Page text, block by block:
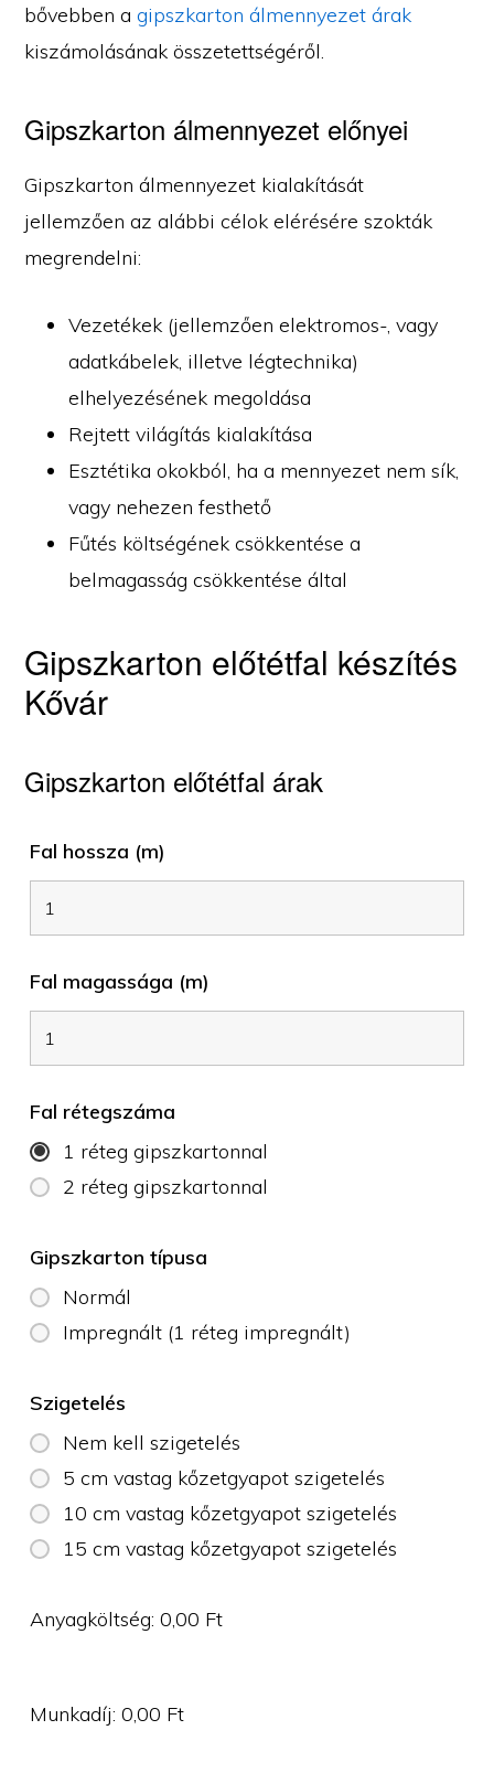
bővebben agipszkarton álmennyezet árak
kiszámolásának összetettségéről.
Gipszkarton álmennyezet előnyei
Gipszkarton álmennyezet kialakítását
jellemzően az alábbi célok elérésére szokták
megrendelni:
Vezetékek (jellemzően elektromos-, vagy
adatkábelek, illetve légtechnika)
elhelyezésének megoldása
Rejtett világítás kialakítása
Esztétika okokból, ha a mennyezet nem sík,
vagy nehezen festhető
Fűtés költségének csökkentése a
belmagasság csökkentése által
Gipszkarton előtétfal készítés
Kővár
Gipszkarton előtétfal árak
Fal hossza (m)
Fal magassága (m)
Fal rétegszáma
1 réteg gipszkartonnal
2 réteg gipszkartonnal
Gipszkarton típusa
Normál
Impregnált (1 réteg impregnált)
Szigetelés
Nem kell szigetelés
5 cm vastag kőzetgyapot szigetelés
10 cm vastag kőzetgyapot szigetelés
15 cm vastag kőzetgyapot szigetelés
Anyagköltség:0,00 Ft
Munkadíj:0,00 Ft